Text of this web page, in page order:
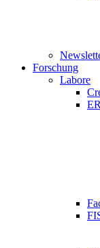
Forschung
Labore